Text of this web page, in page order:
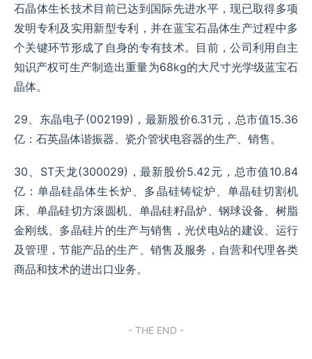
石晶体生长技术目前已达到国际先进水平，现已取得多项
发明专利及实用新型专利，并在蓝宝石晶体生产过程中多
个关键环节形成了自身的专有技术。目前，公司利用自主
知识产权可生产制造出重量为68kg的大尺寸光学级蓝宝石
晶体。
29、东晶电子(002199)，最新股价6.31元，总市值15.36
亿：石英晶体谐振器、瓷介管状电容器的生产、销售。
30、ST天龙(300029)，最新股价5.42元，总市值10.84
亿：单晶硅晶体生长炉、多晶硅铸锭炉、单晶硅切割机
床、单晶硅切方滚圆机、单晶硅籽晶炉、钢球设备、树脂
金刚线、多晶硅片的生产与销售，光伏电站的建设、运行
及管理，节能产品的生产、销售及服务，自营和代理各类
商品和技术的进出口业务。
- THE END -